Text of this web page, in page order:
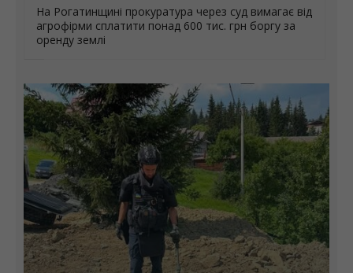
На Рогатинщині прокуратура через суд вимагає від
агрофірми сплатити понад 600 тис. грн боргу за
оренду землі